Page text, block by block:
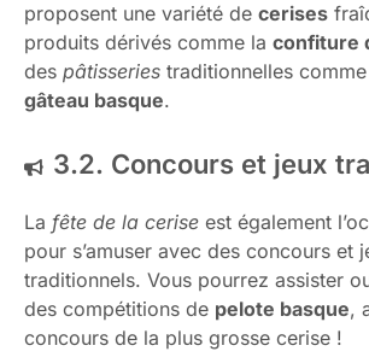
proposent une variété de cerises
produits dérivés comme la confiture
des pâtisseries traditionnelles
gâteau basque.
3.2. Concours et jeux
La fête de la cerise est également
pour s’amuser avec des concours et
traditionnels. Vous pourrez assister
des compétitions de pelote basque,
concours de la plus grosse cerise !